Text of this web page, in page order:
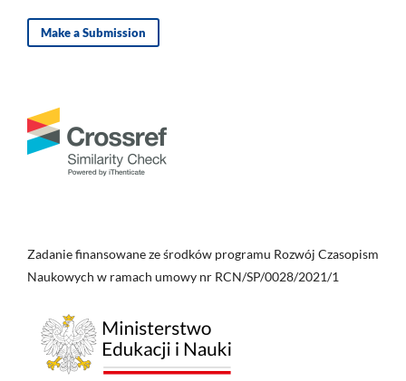
Make a Submission
Zadanie finansowane ze środków programu Rozwój Czasopism
Naukowych w ramach umowy nr RCN/SP/0028/2021/1